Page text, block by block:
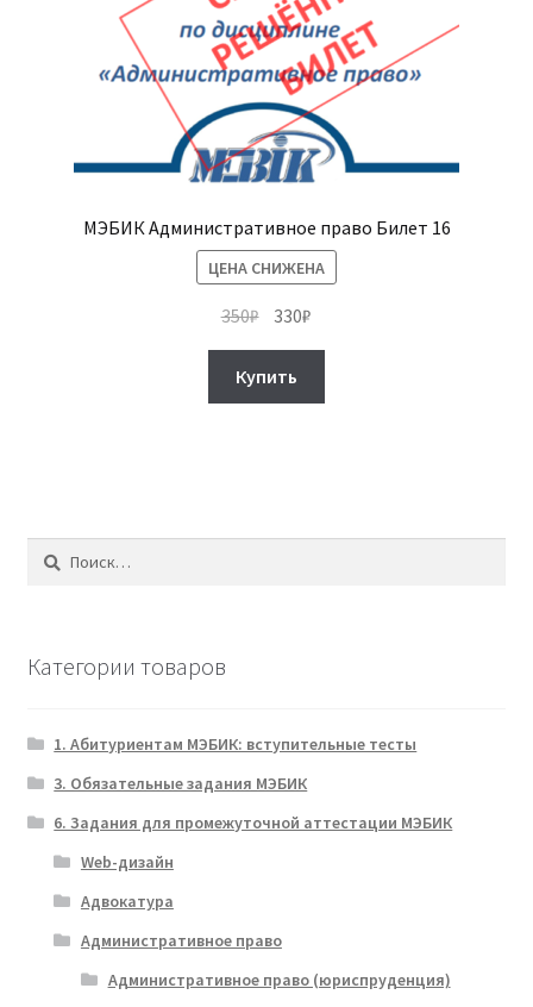
МЭБИК Административное право Билет 16
ЦЕНА СНИЖЕНА
350₽ Первоначальная
цена
составляла
350₽.
330₽
цена:
Купить
Найти:
Категории товаров
1. Абитуриентам МЭБИК: вступительные тесты
3. Обязательные задания МЭБИК
6. Задания для промежуточной аттестации МЭБИК
Web-дизайн
Адвокатура
Административное право
Административное право (юриспруденция)